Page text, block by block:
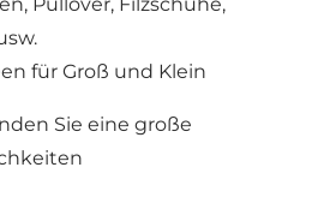
für Groß und Klein
Sie eine große